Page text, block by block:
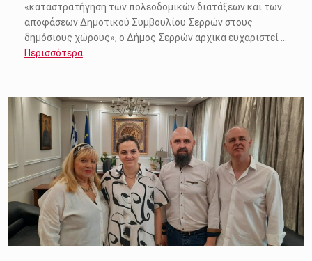
«καταστρατήγηση των πολεοδομικών διατάξεων και των
αποφάσεων Δημοτικού Συμβουλίου Σερρών στους
δημόσιους χώρους», ο Δήμος Σερρών αρχικά ευχαριστεί …
Περισσότερα